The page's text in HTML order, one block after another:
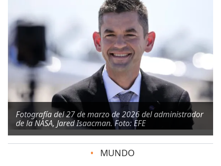
Fotografía del 27 de marzo de 2026 del administrador
de la NASA, Jared Isaacman. Foto: EFE
• MUNDO